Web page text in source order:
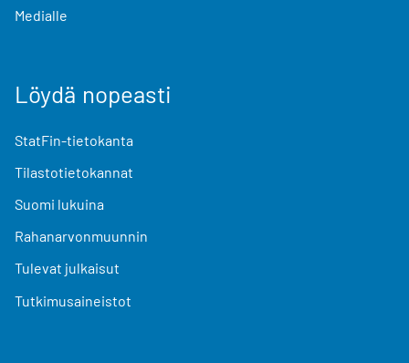
Medialle
Löydä nopeasti
StatFin-tietokanta
Tilastotietokannat
Suomi lukuina
Rahanarvonmuunnin
Tulevat julkaisut
Tutkimusaineistot